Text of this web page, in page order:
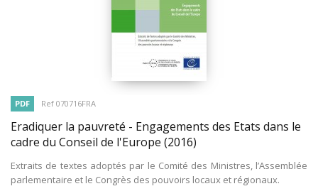
PDF Ref 070716FRA
Eradiquer la pauvreté - Engagements des Etats dans le
cadre du Conseil de l'Europe (2016)
Extraits de textes adoptés par le Comité des Ministres, l’Assemblée
parlementaire et le Congrès des pouvoirs locaux et régionaux.